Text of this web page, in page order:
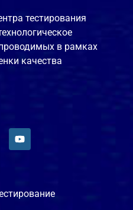
тестирования
в рамках
качества